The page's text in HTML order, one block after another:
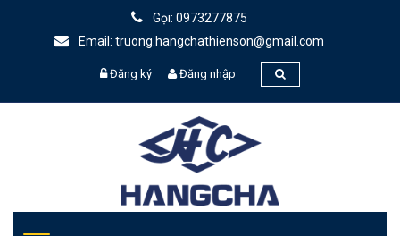
Gọi: 0973277875
Email: truong.hangchathienson@gmail.com
Đăng ký Đăng nhập